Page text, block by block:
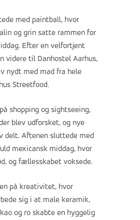
med paintball, hvor
og grin satte rammen for
Efter en velfortjent
videre til Danhostel Aarhus,
nydt med mad fra hele
Streetfood.
shopping og sightseeing,
blev udforsket, og nye
delt. Aftenen sluttede med
mexicansk middag, hvor
og fællesskabet voksede.
på kreativitet, hvor
sig i at male keramik,
og ro skabte en hyggelig